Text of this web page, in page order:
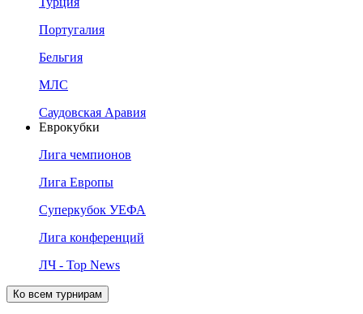
Португалия
Бельгия
МЛС
Саудовская Аравия
Еврокубки
Лига чемпионов
Лига Европы
Суперкубок УЕФА
Лига конференций
ЛЧ - Top News
Ко всем турнирам